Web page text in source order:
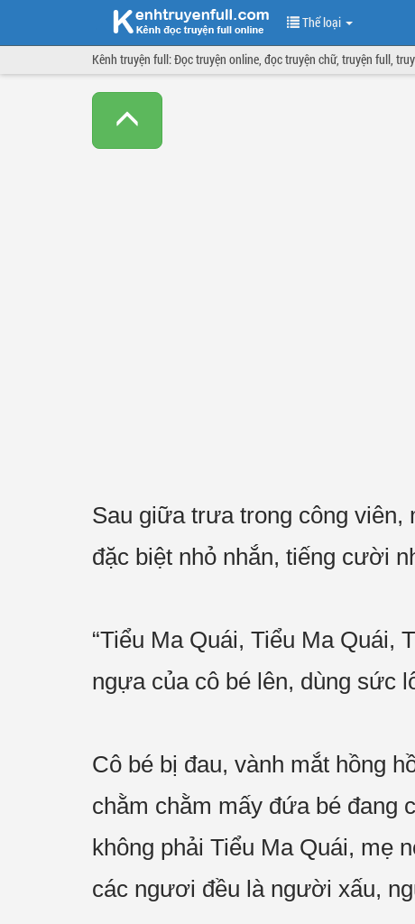
Thể loại
Kênh truyện full: Đọc truyện online, đọc truyện chữ, truyện full,
Sau giữa trưa trong công viên,
đặc biệt nhỏ nhắn, tiếng cười
“Tiểu Ma Quái, Tiểu Ma Quái,
ngựa của cô bé lên, dùng sức
Cô bé bị đau, vành mắt hồng
chằm chằm mấy đứa bé đang
không phải Tiểu Ma Quái, mẹ
các ngươi đều là người xấu,